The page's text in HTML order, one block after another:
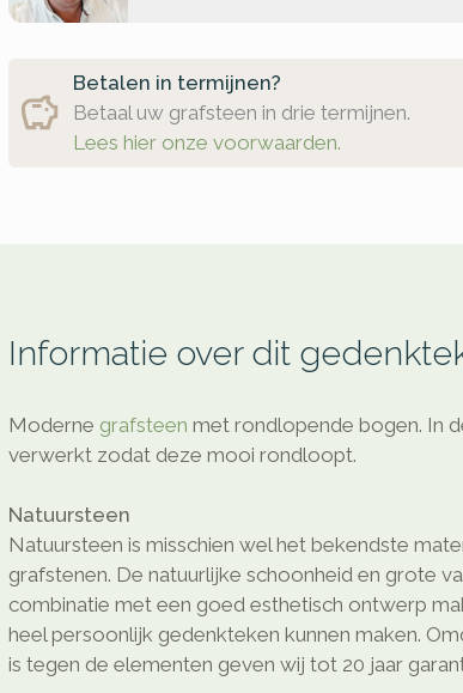
Betalen in termijnen?
Betaal uw grafsteen in drie termijnen.
Lees hier onze voorwaarden.
Informatie over dit
Moderne grafsteen met rondlopende bogen. In
verwerkt zodat deze mooi rondloopt.
Natuursteen
Natuursteen is misschien wel het bekendste
grafstenen. De natuurlijke schoonheid en grote
combinatie met een goed esthetisch ontwerp
heel persoonlijk gedenkteken kunnen maken.
is tegen de elementen geven wij tot 20 jaar